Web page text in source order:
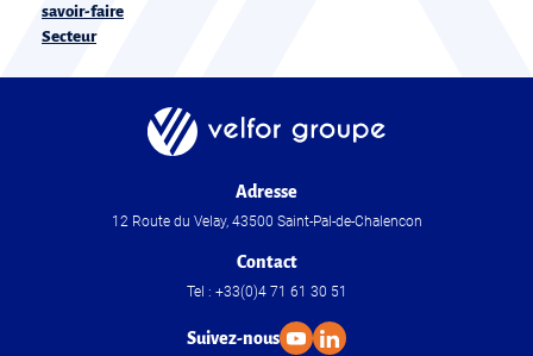
savoir-faire
Secteur
Adresse
12 Route du Velay, 43500 Saint-Pal-de-Chalencon
Contact
Tel : +33(0)4 71 61 30 51
Suivez-nous